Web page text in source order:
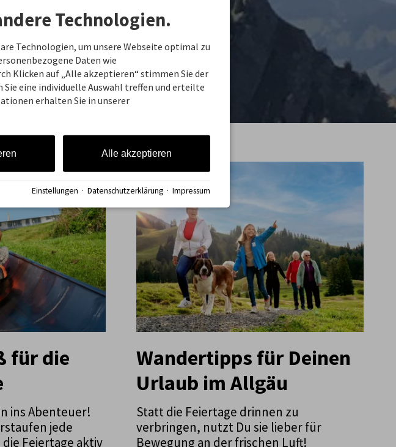
für die
ins Abenteuer!
jede
Feiertage aktiv
Wandertipps für Deinen
Urlaub im Allgäu
Statt die Feiertage drinnen zu
verbringen, nutzt Du sie lieber für
Bewegung an der frischen Luft!
Technologien.
Technologien, um unsere Webseite optimal zu
Daten wie
Klicken auf „Alle akzeptieren“ stimmen Sie der
Sie eine individuelle Auswahl treffen und erteilte
erhalten Sie in unserer
Alle akzeptieren
Einstellungen · Datenschutzerklärung · Impressum